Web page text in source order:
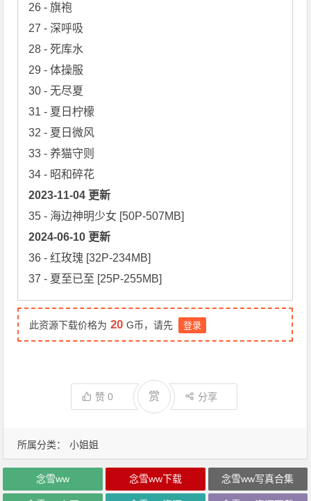
所属分类： 小姐姐
26 - 旗袍
27 - 深呼吸
28 - 死库水
29 - 体操服
30 - 无尽夏
31 - 夏日柠檬
32 - 夏日微风
33 - 养猫守则
2023-11-04 更新
2024-06-10 更新
36 - 红玫瑰 [32P-234MB]
37 - 夏至已至 [25P-255MB]
此资源下载价格为 20 G币，请先 登录
赞0 赏 分享
念雪ww 念雪ww下载 念雪ww写真合集